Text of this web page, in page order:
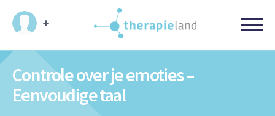
Controle over je emoties –
Eenvoudige taal